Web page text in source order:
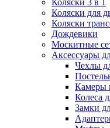
Коляски 3 в 1
Коляски для
Коляски
Дождевики
Москитные
Аксессуары
Чехлы
Камеры
Колеса
Замки